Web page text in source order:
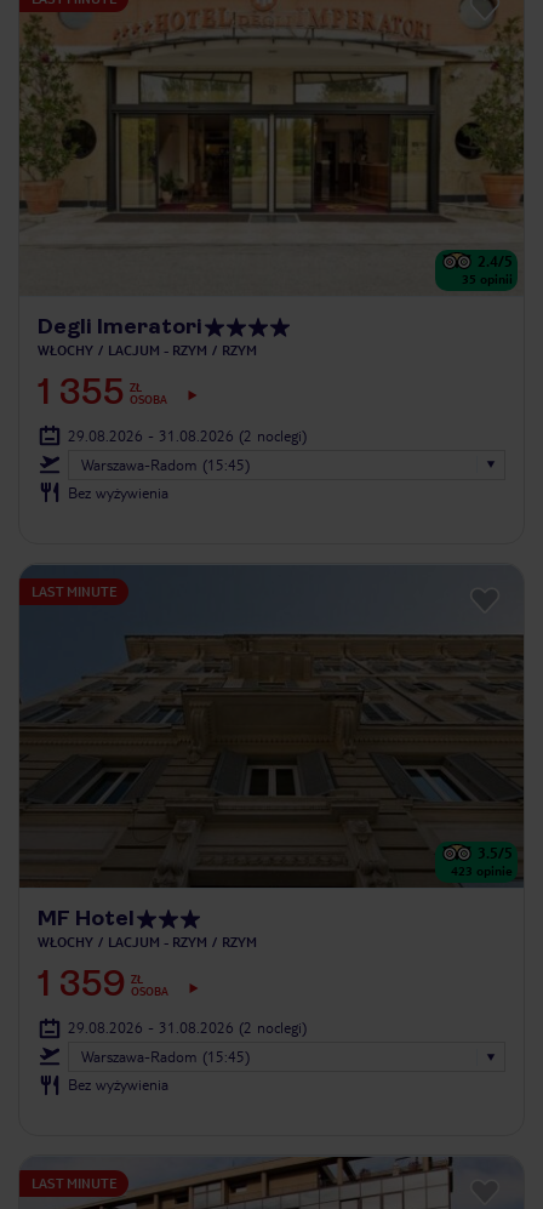
2.4/5
35 opinii
Degli Imeratori
WŁOCHY LACJUM - RZYM RZYM
1 355 ZŁ
OSOBA
29.08.2026 - 31.08.2026 (2 noclegi)
Warszawa-Radom (15:45)
Bez wyżywienia
LAST MINUTE
3.5/5
423 opinie
MF Hotel
WŁOCHY LACJUM - RZYM RZYM
1 359 ZŁ
OSOBA
29.08.2026 - 31.08.2026 (2 noclegi)
Warszawa-Radom (15:45)
Bez wyżywienia
LAST MINUTE